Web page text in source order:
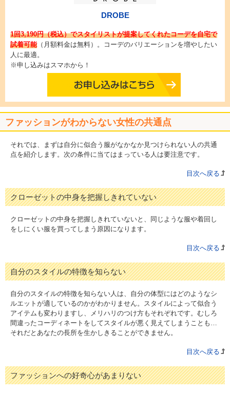
DROBE
1回3,190円（税込）でスタイリストが提案してくれたコーデを自宅で
試着可能（月額料金は無料）。コーデのバリエーションを増やしたい
人に最適。
※申し込みはスマホから！
ファッションがわからない女性の共通点
それでは、まずは自分に似合う服がなかなか見つけられない人の共通
点を紹介します。次の条件に当てはまっている人は要注意です。
目次へ戻る
クローゼットの中身を把握しきれていない
クローゼットの中身を把握しきれていないと、同じような服や着回し
をしにくい服を買ってしまう原因になります。
目次へ戻る
自分のスタイルの特徴を知らない
自分のスタイルの特徴を知らない人は、自分の体型にはどのようなシ
ルエットが適しているのかがわかりません。スタイルによって似合う
アイテムも変わりますし、メリハリのつけ方もそれぞれです。むしろ
間違ったコーディネートをしてスタイルが悪く見えてしまうことも…
それだとあなたの長所を生かしきることができません。
目次へ戻る
ファッションへの好奇心があまりない